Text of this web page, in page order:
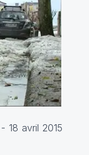
18 avril 2015